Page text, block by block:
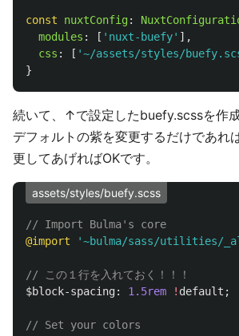
const nuxtConfig:
modules : [ ' nuxt-buefy' ],
css : [ '~/assets/styles/
}
続いて、↑で設定したbuefy.scssを作成
デフォルトの紫を変更するだけであれ
更してあげればOKです。
assets/styles/buefy.scss
// Import Bulma's core
@import
'~bulma/sass/utilities/
// この１行を入れておく！！！
$block-spacing: 1 .5rem ! default ;
// Set your colors